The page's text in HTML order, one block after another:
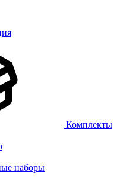
Комплекты
наборы